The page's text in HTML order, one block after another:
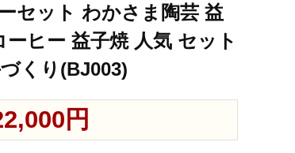
セット わかさま陶芸 益
ヒー 益子焼 人気 セット
くり(BJ003)
円